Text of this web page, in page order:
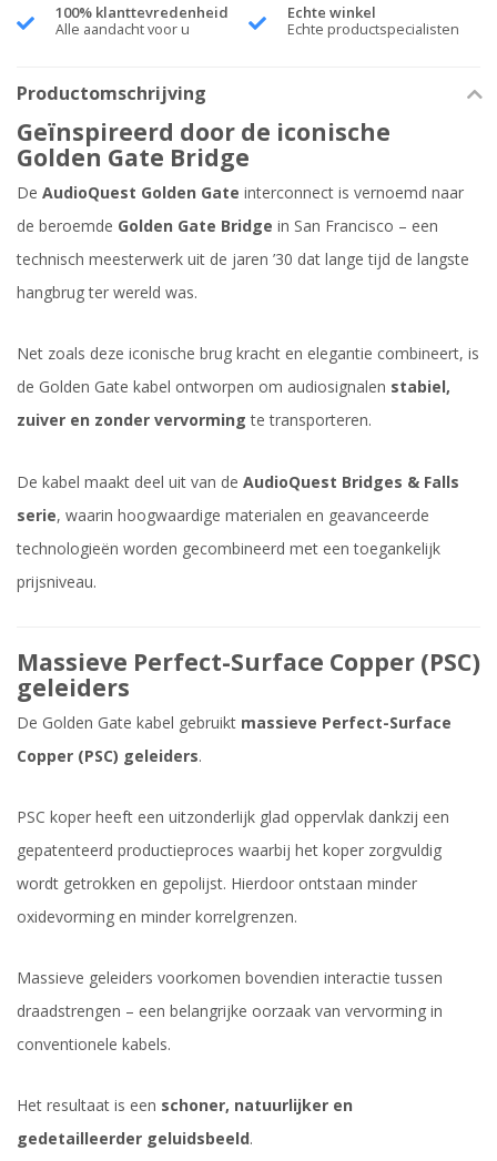
100% klanttevredenheid
Alle aandacht voor u
Echte winkel
Echte productspecialisten
Productomschrijving
Geïnspireerd door de iconische
Golden Gate Bridge
De AudioQuest Golden Gate interconnect is vernoemd naar
de beroemde Golden Gate Bridge in San Francisco – een
technisch meesterwerk uit de jaren ’30 dat lange tijd de langste
hangbrug ter wereld was.
Net zoals deze iconische brug kracht en elegantie combineert, is
de Golden Gate kabel ontworpen om audiosignalen stabiel,
zuiver en zonder vervorming te transporteren.
De kabel maakt deel uit van de AudioQuest Bridges & Falls
serie, waarin hoogwaardige materialen en geavanceerde
technologieën worden gecombineerd met een toegankelijk
prijsniveau.
Massieve Perfect-Surface Copper (PSC)
geleiders
De Golden Gate kabel gebruikt massieve Perfect-Surface
Copper (PSC) geleiders.
PSC koper heeft een uitzonderlijk glad oppervlak dankzij een
gepatenteerd productieproces waarbij het koper zorgvuldig
wordt getrokken en gepolijst. Hierdoor ontstaan minder
oxidevorming en minder korrelgrenzen.
Massieve geleiders voorkomen bovendien interactie tussen
draadstrengen – een belangrijke oorzaak van vervorming in
conventionele kabels.
Het resultaat is een schoner, natuurlijker en
gedetailleerder geluidsbeeld.